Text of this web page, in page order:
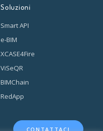
Soluzioni
Smart API
e-BIM
XCASE4Fire
ViSeQR
BIMChain
RedApp
CONTATTACI